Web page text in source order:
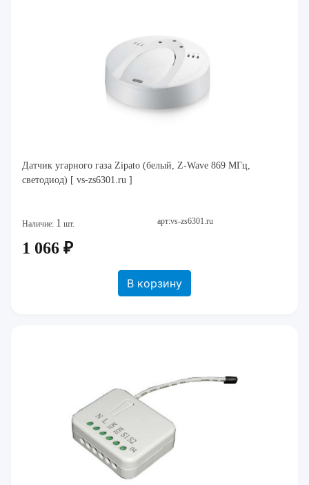
Датчик угарного газа Zipato (белый, Z-Wave 869 МГц,
светодиод) [ vs-zs6301.ru ]
Наличие: 1 шт. арт:vs-zs6301.ru
1 066 ₽
В корзину